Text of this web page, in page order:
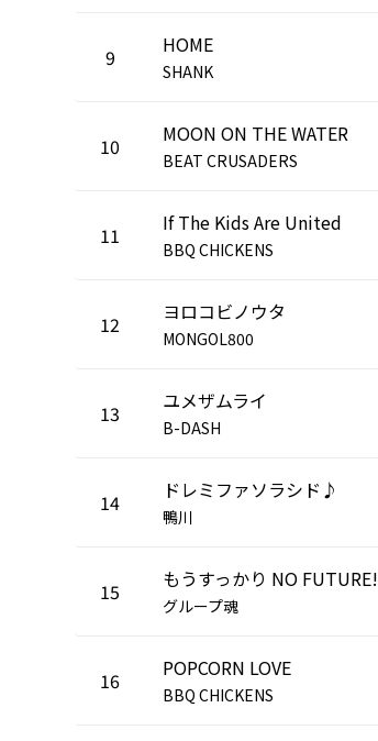
9 HOME
SHANK
10 MOON ON THE WATER
BEAT CRUSADERS
11 If The Kids Are United
BBQ CHICKENS
12 ヨロコビノウタ
MONGOL800
13 ユメザムライ
B-DASH
14 ドレミファソラシド♪
鴨川
15 もうすっかり NO FUTURE!
グループ魂
16 POPCORN LOVE
BBQ CHICKENS